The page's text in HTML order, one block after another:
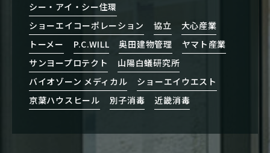
シー・アイ・シー住環
ショーエイコーポレーション
協立
大心産業
トーメー
P.C.WILL 奥田建物管理
ヤマト産業
サンヨープロテクト
山陽白蟻研究所
バイオゾーン メディカル
ショーエイウエスト
京葉ハウスヒール
別子消毒 近畿消毒